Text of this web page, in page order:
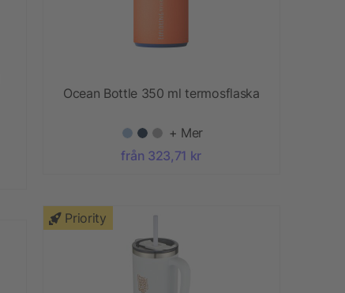
Ocean Bottle 350 ml termosflaska
+ Mer
från 323,71 kr
Priority